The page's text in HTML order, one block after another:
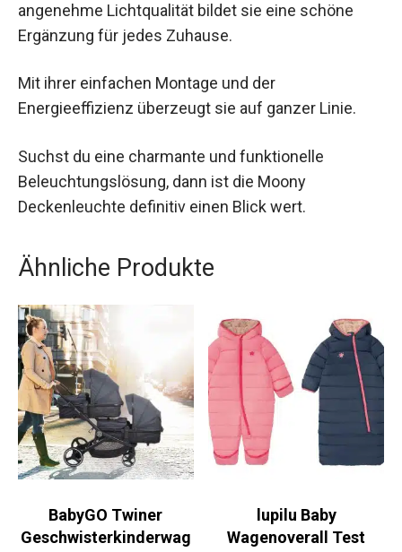
angenehme Lichtqualität bildet sie eine schöne
Ergänzung für jedes Zuhause.
Mit ihrer einfachen Montage und der
Energieeffizienz überzeugt sie auf ganzer Linie.
Suchst du eine charmante und funktionelle
Beleuchtungslösung, dann ist die Moony
Deckenleuchte definitiv einen Blick wert.
Ähnliche Produkte
BabyGO Twiner
Geschwisterkinderwag
lupilu Baby
Wagenoverall Test